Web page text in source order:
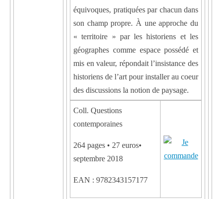
équivoques, pratiquées par chacun dans
son champ propre. À une approche du
« territoire » par les historiens et les
géographes comme espace possédé et
mis en valeur, répondait l’insistance des
historiens de l’art pour installer au coeur
des discussions la notion de paysage.
Coll. Questions
contemporaines
264 pages • 27 euros•
septembre 2018
EAN : 9782343157177